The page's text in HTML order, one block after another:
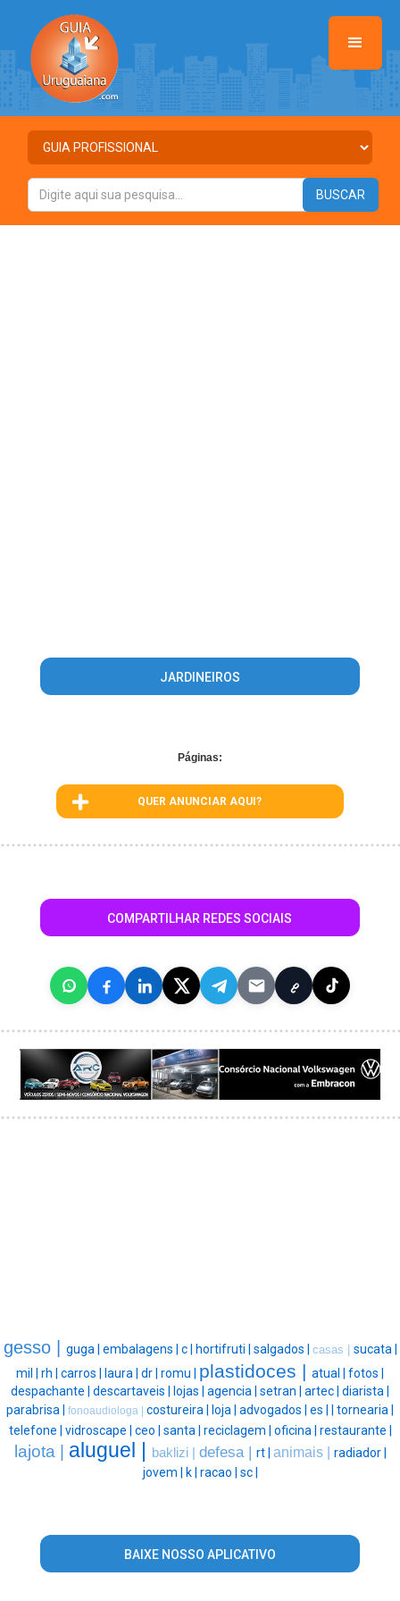
JARDINEIROS
Páginas:
QUER ANUNCIAR AQUI?
COMPARTILHAR REDES SOCIAIS
gesso | guga | embalagens | c | hortifruti | salgados | casas | sucata |
mil | rh | carros | laura | dr | romu | plastidoces | atual | fotos |
despachante | descartaveis | lojas | agencia | setran | artec | diarista |
parabrisa | fonoaudiologa | costureira | loja | advogados | es |
tornearia |
telefone | vidroscape | ceo | santa | reciclagem | oficina | restaurante |
lajota | aluguel | baklizi | defesa | rt | animais | radiador |
jovem |
k | racao | sc |
BAIXE NOSSO APLICATIVO